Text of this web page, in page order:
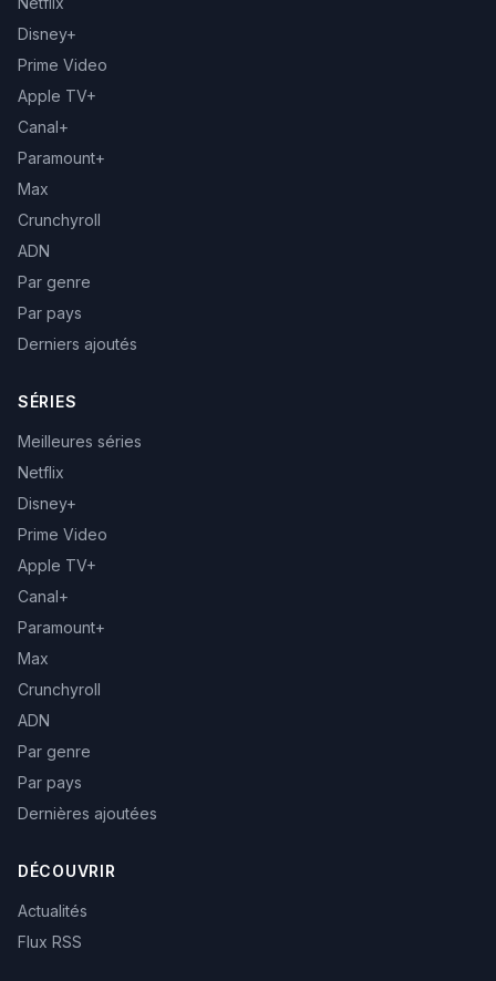
Disney+
Prime Video
Apple TV+
Canal+
Paramount+
Max
Crunchyroll
ADN
Par genre
Par pays
Derniers ajoutés
SÉRIES
Meilleures séries
Netflix
Disney+
Prime Video
Apple TV+
Canal+
Paramount+
Max
Crunchyroll
ADN
Par genre
Par pays
Dernières ajoutées
DÉCOUVRIR
Actualités
Flux RSS